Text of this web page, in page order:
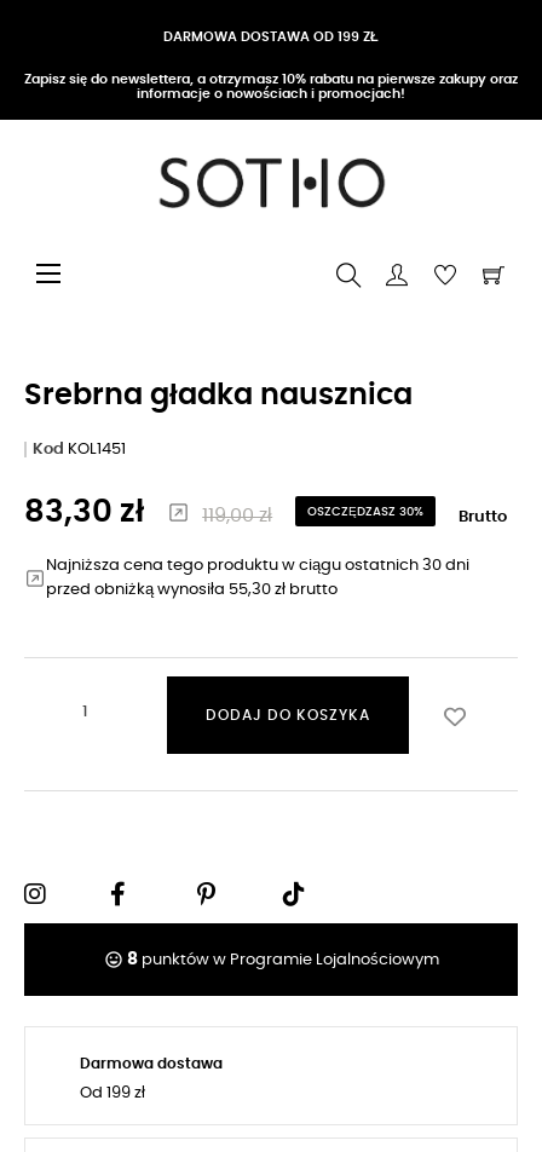
DARMOWA DOSTAWA OD 199 ZŁ
Zapisz się do newslettera, a otrzymasz 10% rabatu na pierwsze zakupy oraz
informacje o nowościach i promocjach!
Przełącz nawigację
☰
Srebrna gładka nausznica
Kod KOL1451
83,30 zł 119,00 zł OSZCZĘDZASZ 30% Brutto
Najniższa cena tego produktu w ciągu ostatnich 30 dni
przed obniżką wynosiła 55,30 zł brutto
DODAJ DO KOSZYKA
tag_faces 8punktów w Programie Lojalnościowym
Darmowa dostawa
Od 199 zł